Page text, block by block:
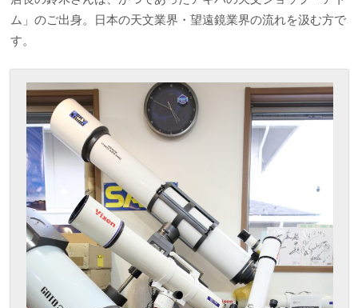
ム」のご出身。日本の天文業界・望遠鏡業界の流れを汲む方で
す。